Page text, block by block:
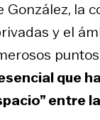
González, la
y el
que
entre